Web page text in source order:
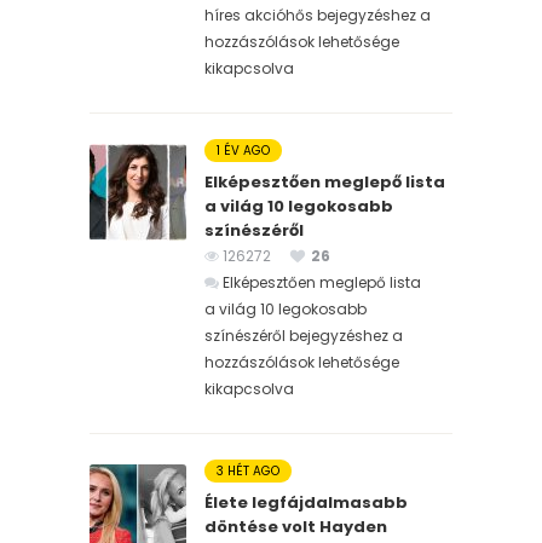
híres akcióhős bejegyzéshez a
hozzászólások lehetősége
kikapcsolva
1 ÉV AGO
Elképesztően meglepő lista
a világ 10 legokosabb
színészéről
126272
26
Elképesztően meglepő lista
a világ 10 legokosabb
színészéről bejegyzéshez a
hozzászólások lehetősége
kikapcsolva
3 HÉT AGO
Élete legfájdalmasabb
döntése volt Hayden